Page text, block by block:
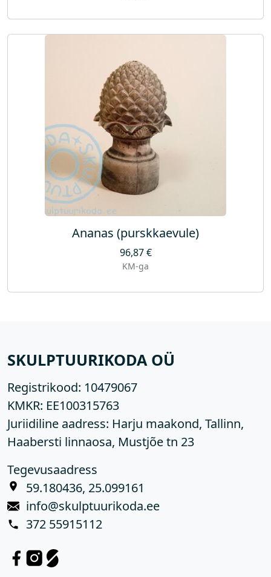
Ananas (purskkaevule)
96,87€
KM-ga
SKULPTUURIKODA OÜ
Registrikood: 10479067
KMKR: EE100315763
Juriidiline aadress: Harju maakond, Tallinn,
Haabersti linnaosa, Mustjõe tn 23
Tegevusaadress
59.180436, 25.099161
info@skulptuurikoda.ee
372 55915112